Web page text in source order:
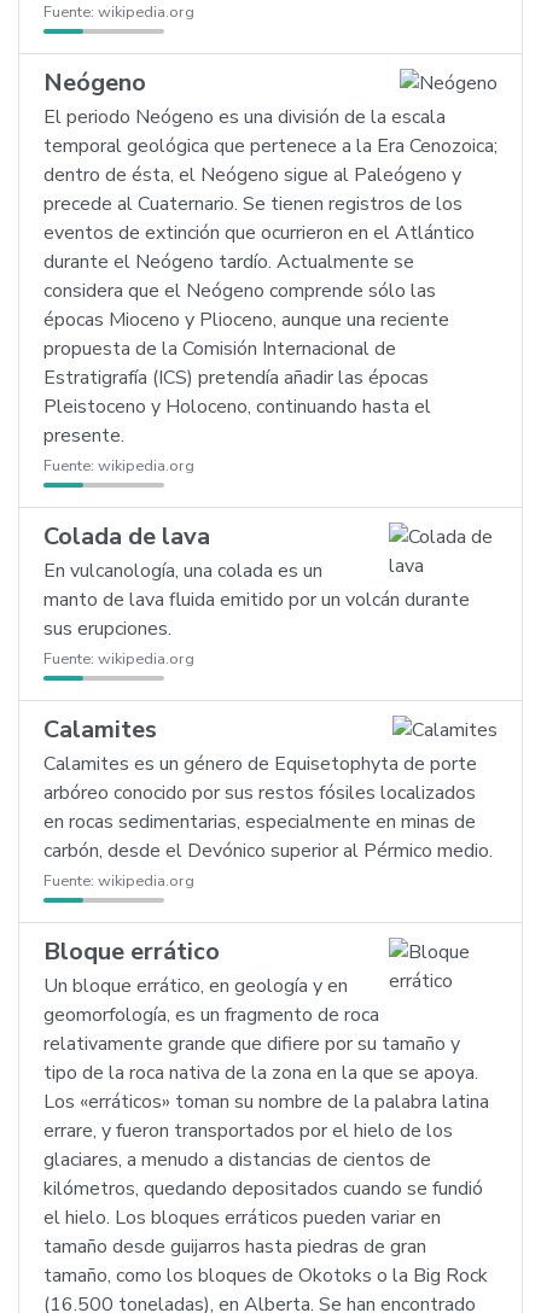
Fuente: wikipedia.org
Neógeno
El periodo Neógeno es una división de la escala
temporal geológica que pertenece a la Era Cenozoica;
dentro de ésta, el Neógeno sigue al Paleógeno y
precede al Cuaternario. Se tienen registros de los
eventos de extinción que ocurrieron en el Atlántico
durante el Neógeno tardío. Actualmente se
considera que el Neógeno comprende sólo las
épocas Mioceno y Plioceno, aunque una reciente
propuesta de la Comisión Internacional de
Estratigrafía (ICS) pretendía añadir las épocas
Pleistoceno y Holoceno, continuando hasta el
presente.
Fuente: wikipedia.org
Colada de lava
En vulcanología, una colada es un
manto de lava fluida emitido por un volcán durante
sus erupciones.
Fuente: wikipedia.org
Calamites
Calamites es un género de Equisetophyta de porte
arbóreo conocido por sus restos fósiles localizados
en rocas sedimentarias, especialmente en minas de
carbón, desde el Devónico superior al Pérmico medio.
Fuente: wikipedia.org
Bloque errático
Un bloque errático, en geología y en
geomorfología, es un fragmento de roca
relativamente grande que difiere por su tamaño y
tipo de la roca nativa de la zona en la que se apoya.
Los «erráticos» toman su nombre de la palabra latina
errare, y fueron transportados por el hielo de los
glaciares, a menudo a distancias de cientos de
kilómetros, quedando depositados cuando se fundió
el hielo. Los bloques erráticos pueden variar en
tamaño desde guijarros hasta piedras de gran
tamaño, como los bloques de Okotoks o la Big Rock
(16.500 toneladas), en Alberta. Se han encontrado